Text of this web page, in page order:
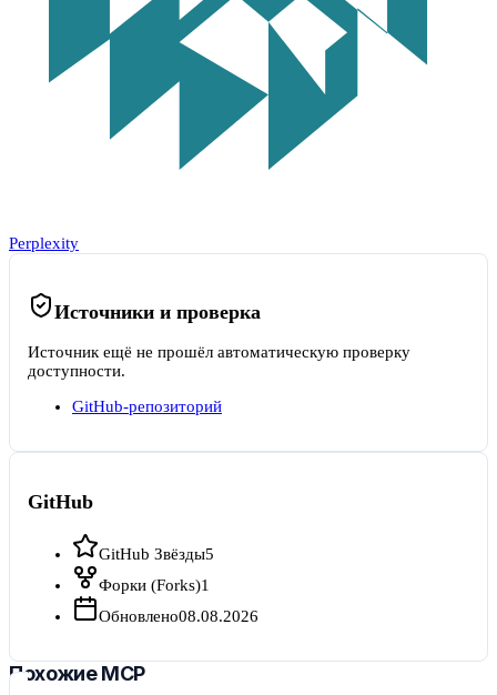
Perplexity
Источники и проверка
Источник ещё не прошёл автоматическую проверку
доступности.
GitHub-репозиторий
GitHub
GitHub Звёзды5
Форки (Forks)1
Обновлено08.08.2026
Похожие MCP